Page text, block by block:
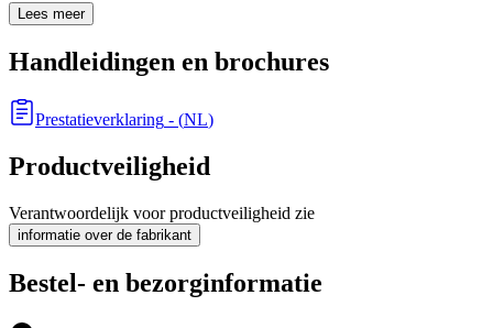
Lees meer
Handleidingen en brochures
Prestatieverklaring - (NL)
Productveiligheid
Verantwoordelijk voor productveiligheid zie
informatie over de fabrikant
Bestel- en bezorginformatie